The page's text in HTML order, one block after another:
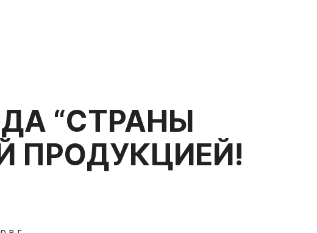
“СТРАНЫ
ПРОДУКЦИЕЙ!